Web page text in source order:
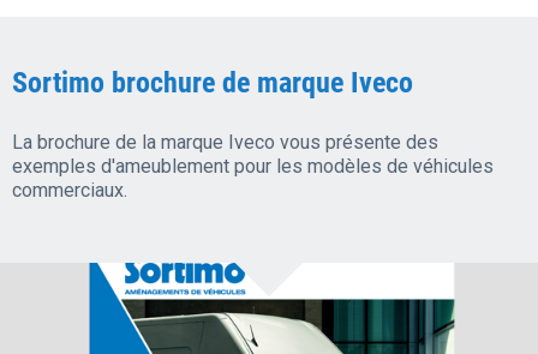
Sortimo brochure de marque Iveco
La brochure de la marque Iveco vous présente des
exemples d'ameublement pour les modèles de véhicules
commerciaux.